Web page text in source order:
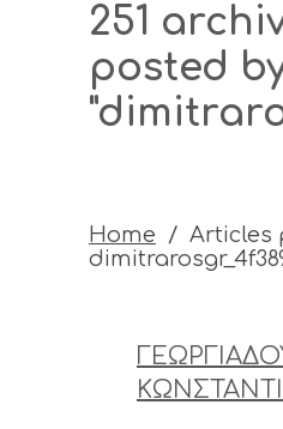
251
posted
Home / Articles